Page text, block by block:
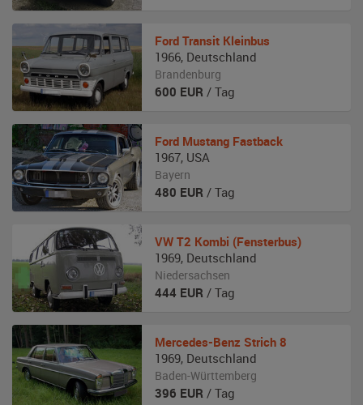
Ford Transit Kleinbus
1966, Deutschland
Brandenburg
600 EUR / Tag
Ford Mustang Fastback
1967, USA
Bayern
480 EUR / Tag
VW T2 Kombi (Fensterbus)
1969, Deutschland
Niedersachsen
444 EUR / Tag
Mercedes-Benz Strich 8
1969, Deutschland
Baden-Württemberg
396 EUR / Tag